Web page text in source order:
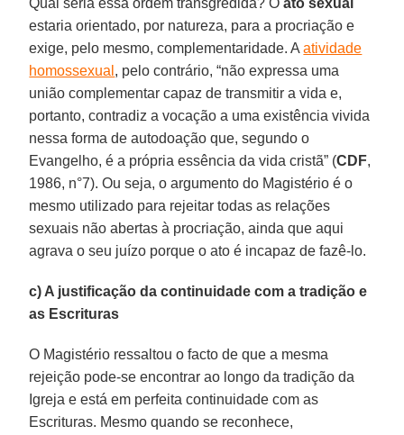
estaria orientado, por natureza, para a procriação e
exige, pelo mesmo, complementaridade. Aatividade
homossexual , pelo contrário, “não expressa uma
união complementar capaz de transmitir a vida e,
portanto, contradiz a vocação a uma existência vivida
nessa forma de autodoação que, segundo o
Evangelho, é a própria essência da vida cristã” (CDF,
1986, n°7). Ou seja, o argumento do Magistério é o
mesmo utilizado para rejeitar todas as relações
sexuais não abertas à procriação, ainda que aqui
agrava o seu juízo porque o ato é incapaz de fazê-lo.
c) A justificação da continuidade com a tradição e
as Escrituras
O Magistério ressaltou o facto de que a mesma
rejeição pode-se encontrar ao longo da tradição da
Igreja e está em perfeita continuidade com as
Escrituras. Mesmo quando se reconhece,